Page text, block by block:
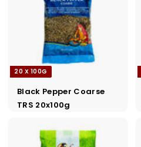
20 X 100G
Black Pepper Coarse
TRS 20x100g